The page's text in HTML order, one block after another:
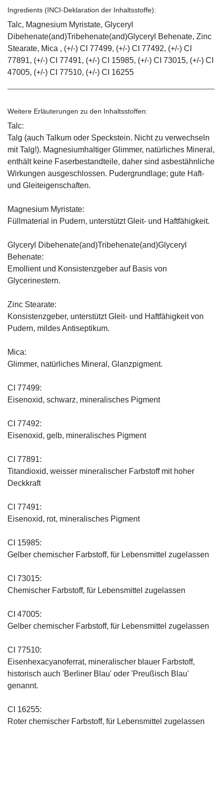
Ingredients (INCI-Deklaration der Inhaltsstoffe):
Talc, Magnesium Myristate, Glyceryl
Dibehenate(and)Tribehenate(and)Glyceryl Behenate, Zinc
Stearate, Mica , (+/-) CI 77499, (+/-) CI 77492, (+/-) CI
77891, (+/-) CI 77491, (+/-) CI 15985, (+/-) CI 73015, (+/-) CI
47005, (+/-) CI 77510, (+/-) CI 16255
Weitere Erläuterungen zu den Inhaltsstoffen:
Talc:
Talg (auch Talkum oder Speckstein. Nicht zu verwechseln
mit Talg!). Magnesiumhaltiger Glimmer, natürliches Mineral,
enthält keine Faserbestandteile, daher sind asbestähnliche
Wirkungen ausgeschlossen. Pudergrundlage; gute Haft-
und Gleiteigenschaften.
Magnesium Myristate:
Füllmaterial in Pudern, unterstützt Gleit- und Haftfähigkeit.
Glyceryl Dibehenate(and)Tribehenate(and)Glyceryl
Behenate:
Emollient und Konsistenzgeber auf Basis von
Glycerinestern.
Zinc Stearate:
Konsistenzgeber, unterstützt Gleit- und Haftfähigkeit von
Pudern, mildes Antiseptikum.
Mica:
Glimmer, natürliches Mineral, Glanzpigment.
CI 77499:
Eisenoxid, schwarz, mineralisches Pigment
CI 77492:
Eisenoxid, gelb, mineralisches Pigment
CI 77891:
Titandioxid, weisser mineralischer Farbstoff mit hoher
Deckkraft
CI 77491:
Eisenoxid, rot, mineralisches Pigment
CI 15985:
Gelber chemischer Farbstoff, für Lebensmittel zugelassen
CI 73015:
Chemischer Farbstoff, für Lebensmittel zugelassen
CI 47005:
Gelber chemischer Farbstoff, für Lebensmittel zugelassen
CI 77510:
Eisenhexacyanoferrat, mineralischer blauer Farbstoff,
historisch auch 'Berliner Blau' oder 'Preußisch Blau'
genannt.
CI 16255:
Roter chemischer Farbstoff, für Lebensmittel zugelassen